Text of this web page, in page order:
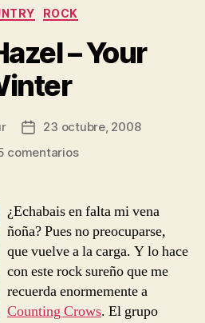
Categorías
ROCK
– Your
Fecha23 octubre, 2008
comentariosen
Winter
¿Echabais en falta mi vena
ñoña? Pues no preocuparse,
que vuelve a la carga. Y lo hace
con este rock sureño que me
recuerda enormemente a
Counting Crows. El grupo